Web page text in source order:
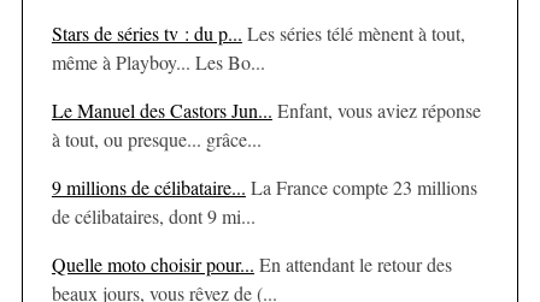
Stars de séries tv : du p... Les séries télé mènent à tout,
même à Playboy... Les Bo...
Le Manuel des Castors Jun... Enfant, vous aviez réponse
à tout, ou presque... grâce...
9 millions de célibataire... La France compte 23 millions
de célibataires, dont 9 mi...
Quelle moto choisir pour... En attendant le retour des
beaux jours, vous rêvez de (...